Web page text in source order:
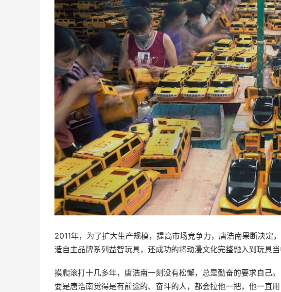
2011年，为了扩大生产规模，提高市场竞争力，唐浩南果断决定
造自主品牌系列益智玩具，还成功的将动漫文化完整融入到玩具
摸爬滚打十几多年，唐浩南一刻没有松懈，总是勤奋的要求自己
要是唐浩南觉得是有前途的、奋斗的人，都会拉他一把，他一直